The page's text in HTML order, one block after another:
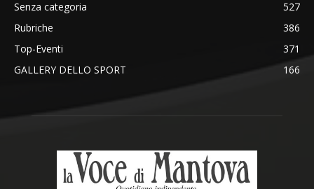
Senza categoria
527
Rubriche
386
Top-Eventi
371
GALLERY DELLO SPORT
166